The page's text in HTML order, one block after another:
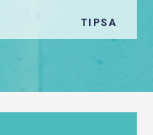
TIPSA